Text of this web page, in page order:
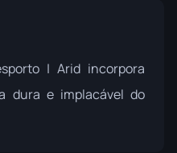
| Arid incorpora
dura e implacável do